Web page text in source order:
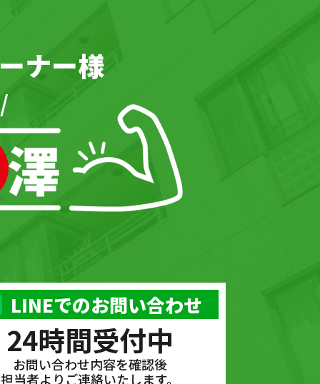
ナー様
LINEでのお問い合わせ
24時間受付中
お問い合わせ内容を確認後
担当者よりご連絡いたします。